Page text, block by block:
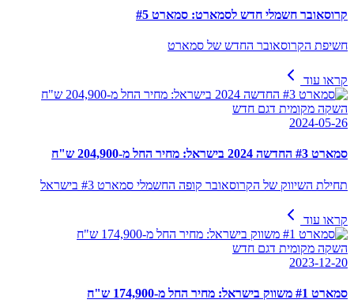
קרוסאובר חשמלי חדש לסמארט: סמארט #5
חשיפת הקרוסאובר החדש של סמארט
קראו עוד
השקה מקומית דגם חדש
2024-05-26
סמארט #3 החדשה 2024 בישראל: מחיר החל מ-204,900 ש"ח
תחילת השיווק של הקרוסאובר קופה החשמלי סמארט #3 בישראל
קראו עוד
השקה מקומית דגם חדש
2023-12-20
סמארט #1 משווק בישראל: מחיר החל מ-174,900 ש"ח